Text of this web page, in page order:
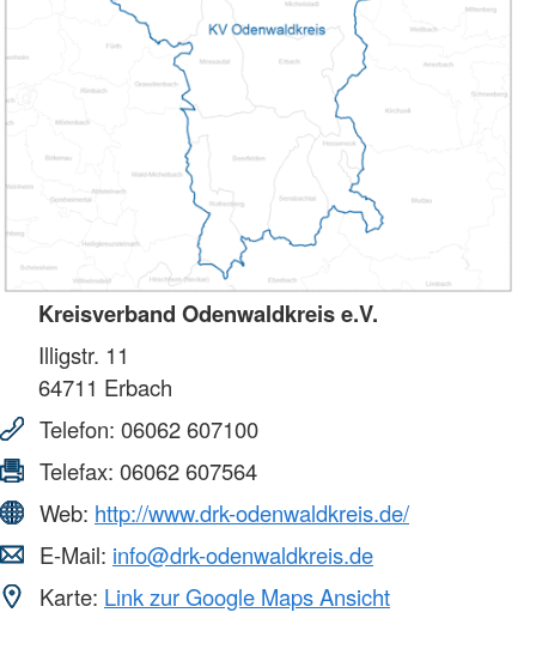
Kreisverband Odenwaldkreis e.V.
Illigstr. 11
64711 Erbach
Telefon: 06062 607100
Telefax: 06062 607564
Web: http://www.drk-odenwaldkreis.de/
E-Mail: info@drk-odenwaldkreis.de
Karte: Link zur Google Maps Ansicht